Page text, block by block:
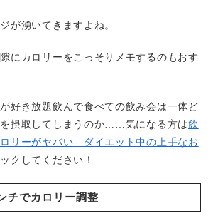
が湧いてきますよね。
にカロリーをこっそりメモするのもおす
好き放題飲んで食べての飲み会は一体ど
摂取してしまうのか……気になる方は飲
リーがヤバい…ダイエット中の上手なお
クしてください！
チでカロリー調整